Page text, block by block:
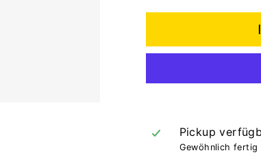
Pickup
Gewöhnlich fertig